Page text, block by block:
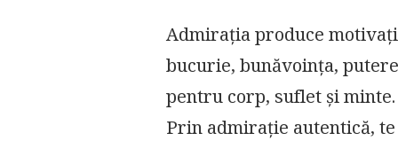
Admirația produce
bucurie, bunăvoința,
pentru corp, suflet și
Prin admirație autentică,